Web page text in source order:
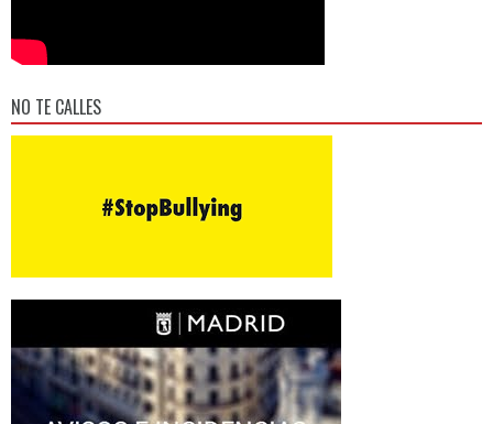
NO TE CALLES